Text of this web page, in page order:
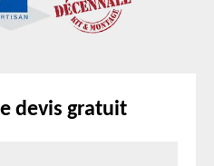
devis gratuit